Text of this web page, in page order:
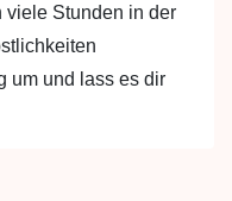
viele Stunden in der
um und lass es dir